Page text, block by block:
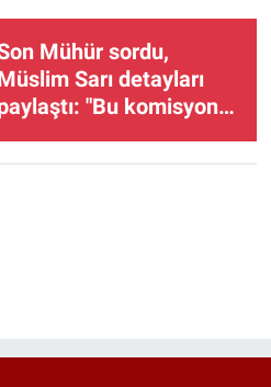
Mühür sordu,
Sarı detayları
"Bu komisyonun